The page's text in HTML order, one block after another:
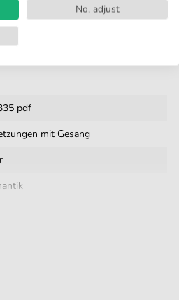
Kauf
pdf
mit Gesang
No, adjust